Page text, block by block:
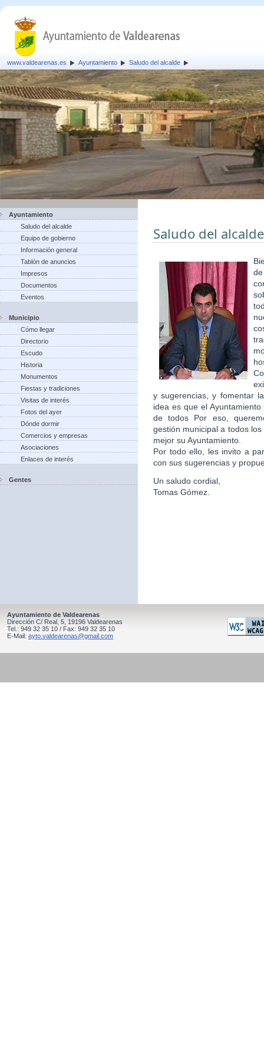
www.valdearenas.es Ayuntamiento Saludo del alcalde
Ayuntamiento
Saludo del alcalde
Equipo de gobierno
Información general
Tablón de anuncios
Impresos
Documentos
Eventos
Municipio
Cómo llegar
Directorio
Escudo
Historia
Monumentos
Fiestas y tradiciones
Visitas de interés
Fotos del ayer
Dónde dormir
Comercios y empresas
Asociaciones
Enlaces de interés
Gentes
Saludo del alcalde
y sugerencias, y fomentar
idea es que el
de todos Por eso,
gestión municipal a todos
mejor su Ayuntamiento.
Por todo ello, les invito a
con sus sugerencias y
Un saludo cordial,
Tomas Gómez.
Ayuntamiento de Valdearenas
Dirección C/ Real, 5, 19196 Valdearenas
Tel.: 949 32 35 10 / Fax: 949 32 35 10
E-Mail: ayto.valdearenas@gmail.com